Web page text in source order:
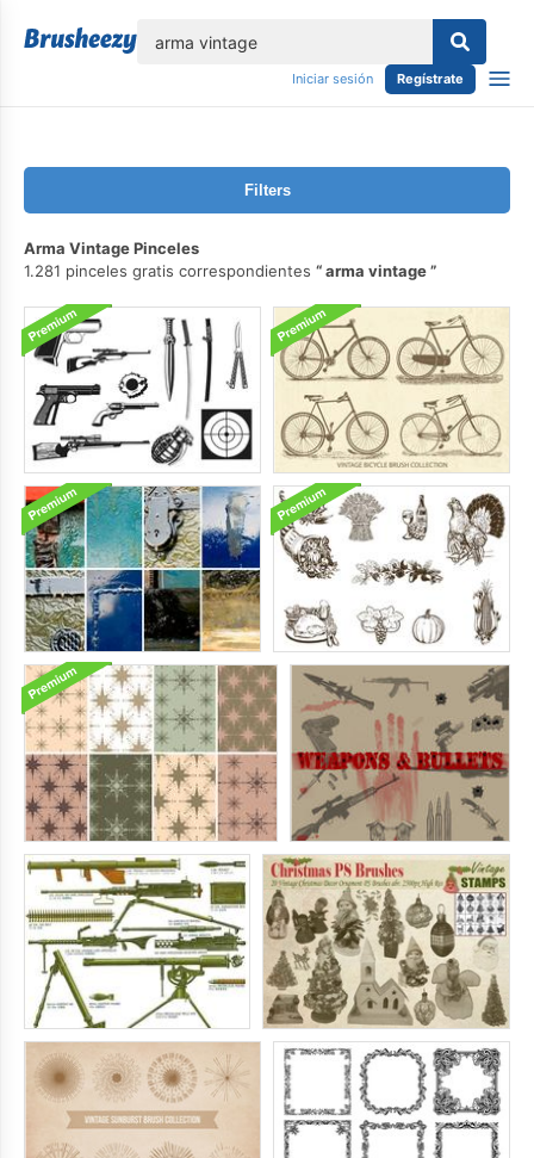
Iniciar sesión Regístrate
Filters
Arma Vintage Pinceles
1.281 pinceles gratis correspondientes
arma vintage